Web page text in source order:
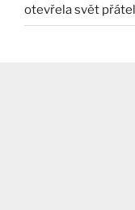
otevřela svět